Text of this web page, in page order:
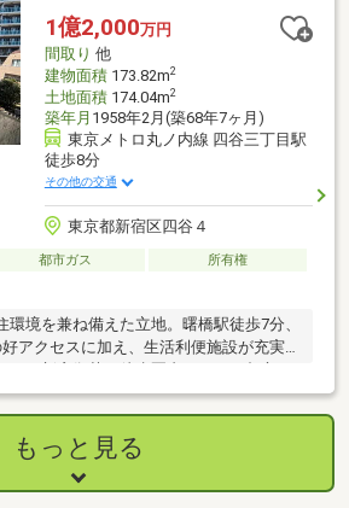
採用でスムーズに開施錠できます。
を実施しております。
1億2,000万円
間取り 他
建物面積173.82m2
土地面積174.04m2
築年月 1958年2月(築68年7ヶ月)
東京メトロ丸ノ内線 四谷三丁目駅
徒歩8分
その他の交通
東京都新宿区四谷４
都市ガス
所有権
環境を兼ね備えた立地。曙橋駅徒歩7分、
アクセスに加え、生活利便施設が充実し
るロケーション。リフォームによって理
めるポテンシャルのある物件です。
もっと見る